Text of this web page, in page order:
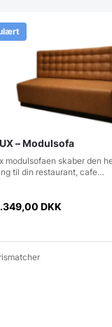
– Modulsofa
modulsofaen skaber den
til din restaurant, cafe…
DKK